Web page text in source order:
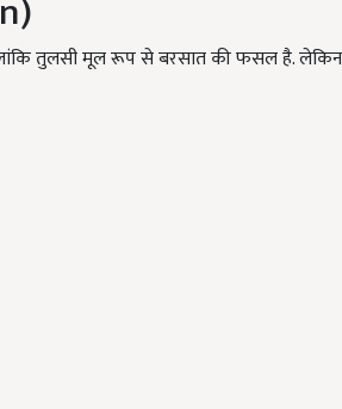
तुलसी मूल रूप से बरसात की फसल है.